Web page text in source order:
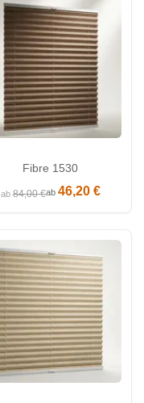
Fibre 1530
ab84,00 €ab 46,20 €